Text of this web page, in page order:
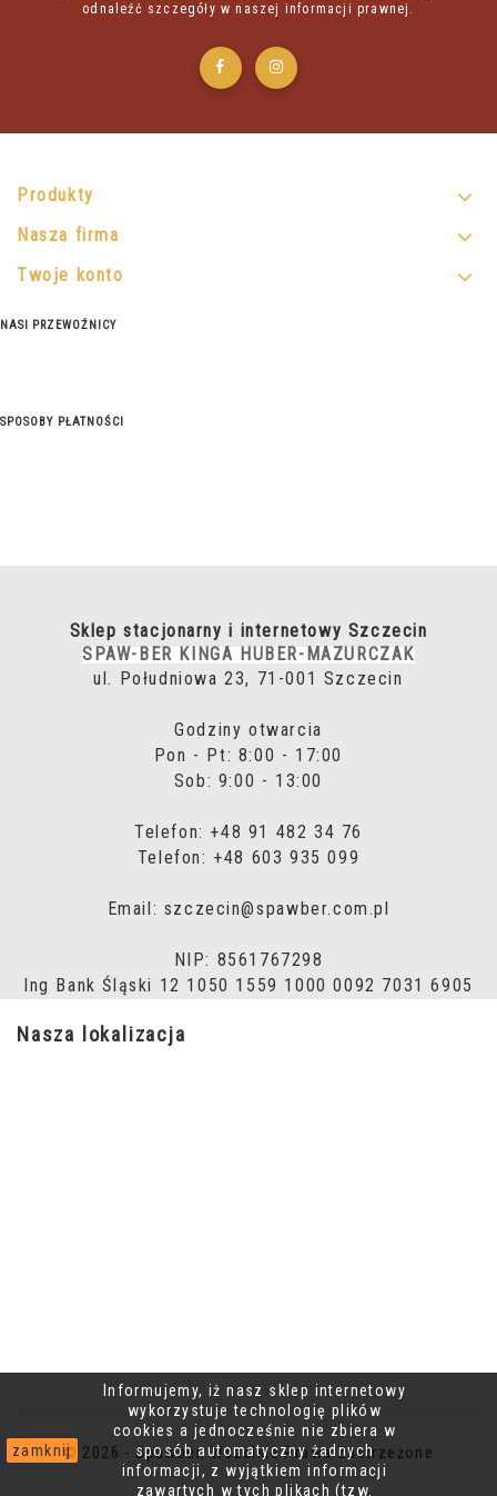
zamknij
Informujemy, iż nasz sklep internetowy
wykorzystuje technologię plików
cookies a jednocześnie nie zbiera w
sposób automatyczny żadnych
informacji, z wyjątkiem informacji
zawartych w tych plikach (tzw.
odnaleźć szczegóły w naszej informacji prawnej.
Produkty
Nasza firma
Twoje konto
NASI PRZEWOŹNICY
SPOSOBY PŁATNOŚCI
Sklep stacjonarny i internetowy Szczecin
SPAW-BER KINGA HUBER-MAZURCZAK
ul. Południowa 23, 71-001 Szczecin
Godziny otwarcia
Pon - Pt: 8:00 - 17:00
Sob: 9:00 - 13:00
Telefon: +48 91 482 34 76
Telefon: +48 603 935 099
Email: szczecin@spawber.com.pl
NIP: 8561767298
Ing Bank Śląski 12 1050 1559 1000 0092 7031 6905
Nasza lokalizacja
© 2026 - Spawber, Wszelkie Prawa Zastrzeżone